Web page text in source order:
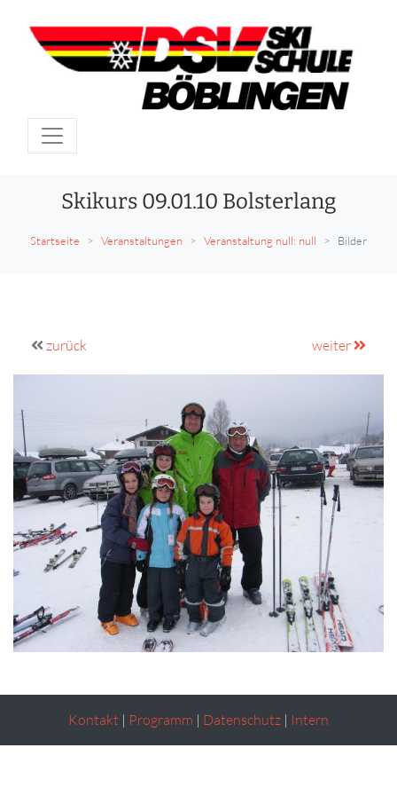
Skikurs 09.01.10 Bolsterlang
Startseite Veranstaltungen Veranstaltung null: null Bilder
zurück weiter
Kontakt | Programm | Datenschutz | Intern